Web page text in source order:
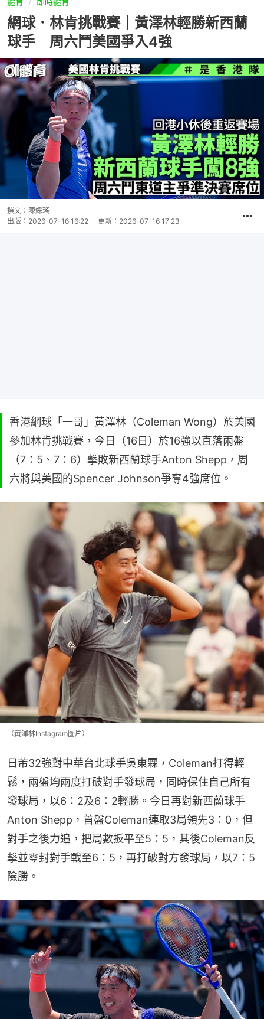
網球．林肯挑戰賽｜黃澤林輕勝新西蘭
球手 周六鬥美國爭入4強
撰文： 陳綵瑤
出版： 2026-07-16 16:22 更新： 2026-07-16 17:23
香港網球「一哥」黃澤林（Coleman Wong）於美國
參加林肯挑戰賽，今日（16日）於16強以直落兩盤
（7：5、7：6）擊敗新西蘭球手Anton Shepp，周
六將與美國的Spencer Johnson爭奪4強席位。
（黃澤林Instagram圖片）
日芾32強對中華台北球手吳東霖，Coleman打得輕
鬆，兩盤均兩度打破對手發球局，同時保住自己所有
發球局，以6：2及6：2輕勝。今日再對新西蘭球手
Anton Shepp，首盤Coleman連取3局領先3：0，但
對手之後力追，把局數扳平至5：5，其後Coleman反
擊並零封對手戰至6：5，再打破對方發球局，以7：5
險勝。